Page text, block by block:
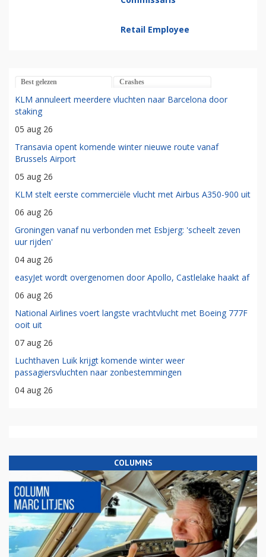
Retail Employee
Best gelezen Crashes
KLM annuleert meerdere vluchten naar Barcelona door
staking
05 aug 26
Transavia opent komende winter nieuwe route vanaf
Brussels Airport
05 aug 26
KLM stelt eerste commerciële vlucht met Airbus A350-900 uit
06 aug 26
Groningen vanaf nu verbonden met Esbjerg: 'scheelt zeven
uur rijden'
04 aug 26
easyJet wordt overgenomen door Apollo, Castlelake haakt af
06 aug 26
National Airlines voert langste vrachtvlucht met Boeing 777F
ooit uit
07 aug 26
Luchthaven Luik krijgt komende winter weer
passagiersvluchten naar zonbestemmingen
04 aug 26
COLUMNS